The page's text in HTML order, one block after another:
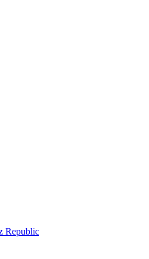
Republic